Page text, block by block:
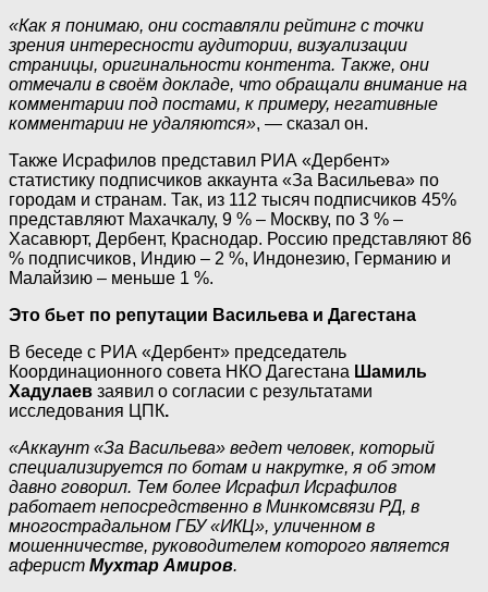
«Как я понимаю, они составляли рейтинг с точки
зрения интересности аудитории, визуализации
страницы, оригинальности контента. Также, они
отмечали в своём докладе, что обращали внимание на
комментарии под постами, к примеру, негативные
комментарии не удаляются», — сказал он.
Также Исрафилов представил РИА «Дербент»
статистику подписчиков аккаунта «За Васильева» по
городам и странам. Так, из 112 тысяч подписчиков 45%
представляют Махачкалу, 9 % – Москву, по 3 % –
Хасавюрт, Дербент, Краснодар. Россию представляют 86
% подписчиков, Индию – 2 %, Индонезию, Германию и
Малайзию – меньше 1 %.
Это бьет по репутации Васильева и Дагестана
В беседе с РИА «Дербент» председатель
Координационного совета НКО Дагестана Шамиль
Хадулаев заявил о согласии с результатами
исследования ЦПК.
«Аккаунт «За Васильева» ведет человек, который
специализируется по ботам и накрутке, я об этом
давно говорил. Тем более Исрафил Исрафилов
работает непосредственно в Минкомсвязи РД, в
многострадальном ГБУ «ИКЦ», уличенном в
мошенничестве, руководителем которого является
аферист Мухтар Амиров.